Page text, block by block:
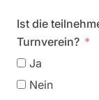
Ist die
Turnverein?
Ja
Nein